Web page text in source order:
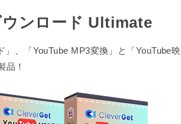
ンロード Ultimate
」、「YouTube MP3変換」と「YouTube映
品！